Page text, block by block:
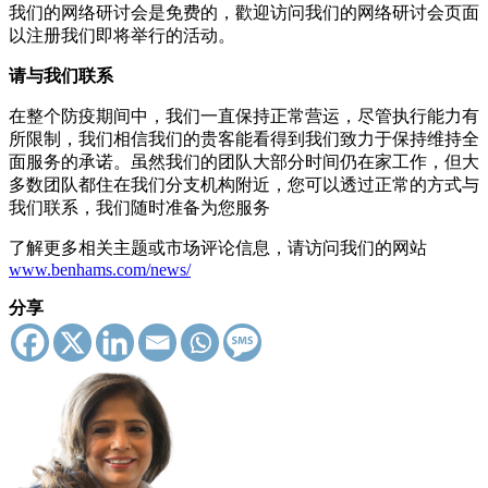
我们的网络研讨会是免费的，歡迎访问我们的网络研讨会页面
以注册我们即将举行的活动。
请与我们联系
在整个防疫期间中，我们一直保持正常营运，尽管执行能力有
所限制，我们相信我们的贵客能看得到我们致力于保持维持全
面服务的承诺。虽然我们的团队大部分时间仍在家工作，但大
多数团队都住在我们分支机构附近，您可以透过正常的方式与
我们联系，我们随时准备为您服务
了解更多相关主题或市场评论信息，请访问我们的网站
www.benhams.com/news/
分享